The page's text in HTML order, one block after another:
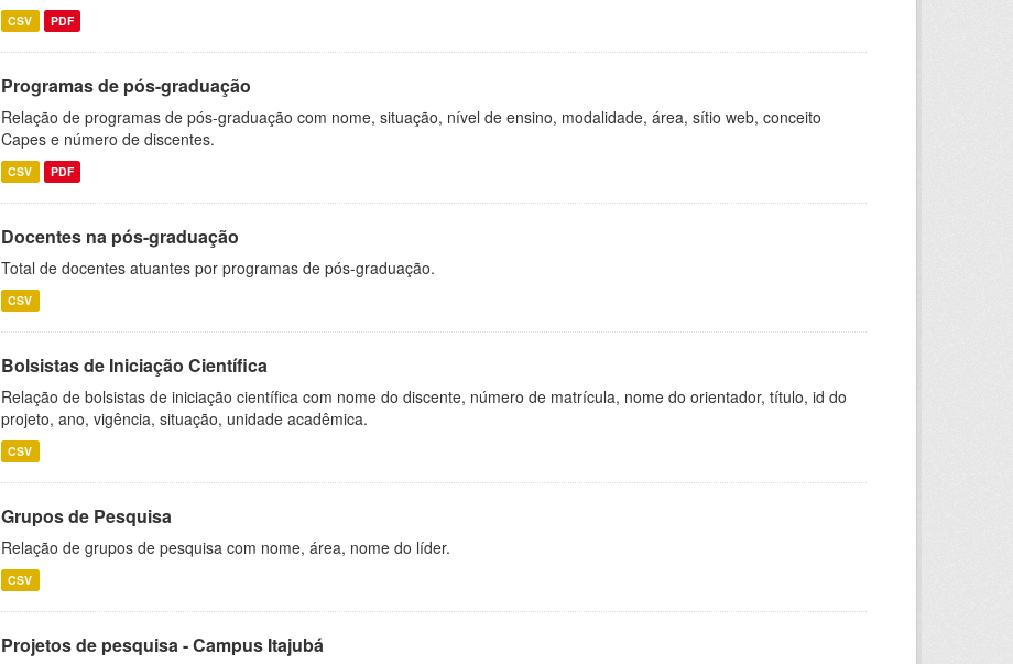
CSV PDF
Programas de pós-graduação
Relação de programas de pós-graduação com nome, situação, nível de ensino, modalidade, área, sítio web, conceito
Capes e número de discentes.
CSV PDF
Docentes na pós-graduação
Total de docentes atuantes por programas de pós-graduação.
CSV
Bolsistas de Iniciação Científica
Relação de bolsistas de iniciação científica com nome do discente, número de matrícula, nome do orientador, título, id do
projeto, ano, vigência, situação, unidade acadêmica.
CSV
Grupos de Pesquisa
Relação de grupos de pesquisa com nome, área, nome do líder.
CSV
Projetos de pesquisa - Campus Itajubá